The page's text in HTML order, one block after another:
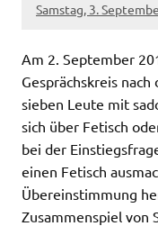
Samstag, 3.
Am 2. September
Gesprächskreis
sieben Leute mit
sich über Fetisch
bei der
einen Fetisch
Übereinstimmung
Zusammenspiel von